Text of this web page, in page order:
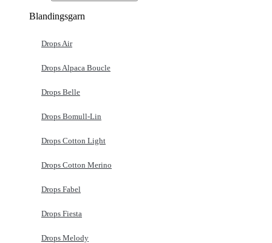
Blandingsgarn
Drops Air
Drops Alpaca Boucle
Drops Belle
Drops Bomull-Lin
Drops Cotton Light
Drops Cotton Merino
Drops Fabel
Drops Fiesta
Drops Melody